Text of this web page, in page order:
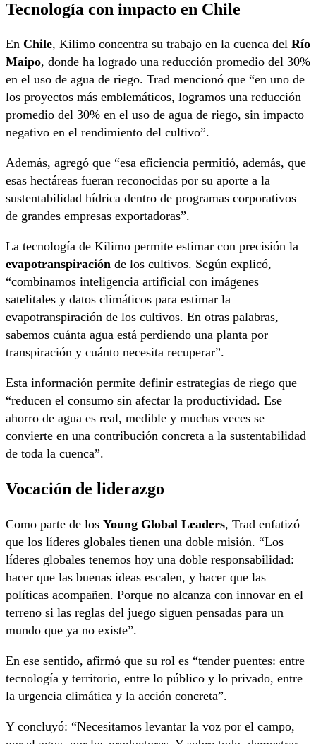
Tecnología con impacto en Chile
En Chile, Kilimo concentra su trabajo en la cuenca del Río
Maipo, donde ha logrado una reducción promedio del 30%
en el uso de agua de riego. Trad mencionó que “en uno de
los proyectos más emblemáticos, logramos una reducción
promedio del 30% en el uso de agua de riego, sin impacto
negativo en el rendimiento del cultivo”.
Además, agregó que “esa eficiencia permitió, además, que
esas hectáreas fueran reconocidas por su aporte a la
sustentabilidad hídrica dentro de programas corporativos
de grandes empresas exportadoras”.
La tecnología de Kilimo permite estimar con precisión la
evapotranspiración de los cultivos. Según explicó,
“combinamos inteligencia artificial con imágenes
satelitales y datos climáticos para estimar la
evapotranspiración de los cultivos. En otras palabras,
sabemos cuánta agua está perdiendo una planta por
transpiración y cuánto necesita recuperar”.
Esta información permite definir estrategias de riego que
“reducen el consumo sin afectar la productividad. Ese
ahorro de agua es real, medible y muchas veces se
convierte en una contribución concreta a la sustentabilidad
de toda la cuenca”.
Vocación de liderazgo
Como parte de los Young Global Leaders, Trad enfatizó
que los líderes globales tienen una doble misión. “Los
líderes globales tenemos hoy una doble responsabilidad:
hacer que las buenas ideas escalen, y hacer que las
políticas acompañen. Porque no alcanza con innovar en el
terreno si las reglas del juego siguen pensadas para un
mundo que ya no existe”.
En ese sentido, afirmó que su rol es “tender puentes: entre
tecnología y territorio, entre lo público y lo privado, entre
la urgencia climática y la acción concreta”.
Y concluyó: “Necesitamos levantar la voz por el campo,